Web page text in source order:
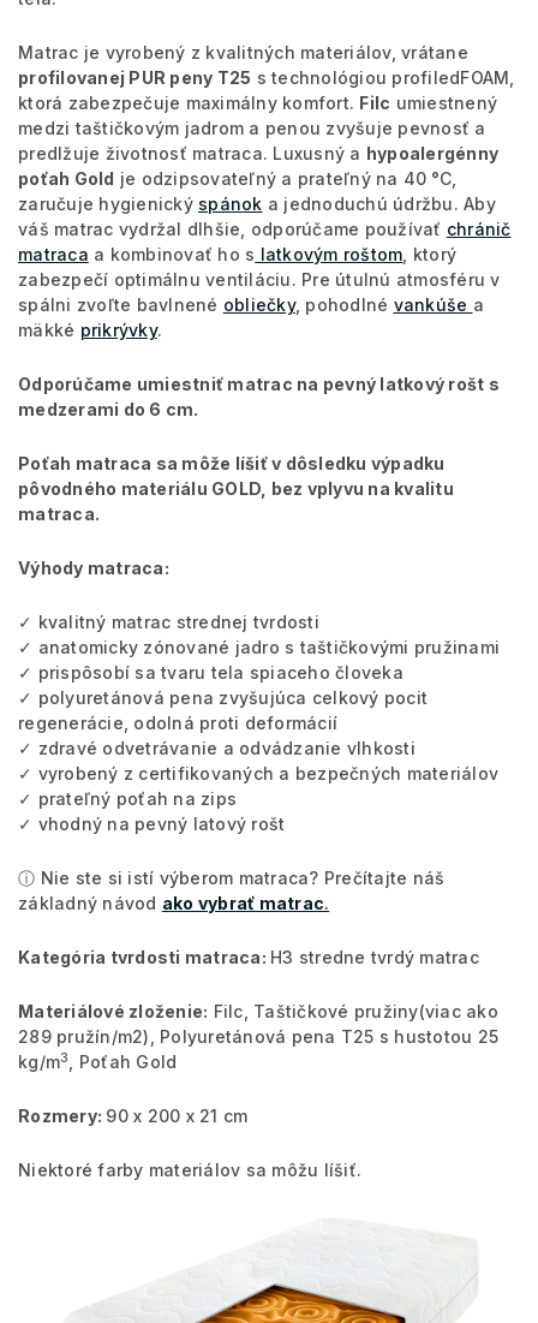
Matrac je vyrobený z kvalitných materiálov, vrátane
profilovanej PUR peny T25 s technológiou profiledFOAM,
ktorá zabezpečuje maximálny komfort. Filc umiestnený
medzi taštičkovým jadrom a penou zvyšuje pevnosť a
predlžuje životnosť matraca. Luxusný a hypoalergénny
poťah Gold je odzipsovateľný a prateľný na 40 °C,
zaručuje hygienický spánok a jednoduchú údržbu. Aby
váš matrac vydržal dlhšie, odporúčame používať chránič
matraca a kombinovať ho s latkovým roštom , ktorý
zabezpečí optimálnu ventiláciu. Pre útulnú atmosféru v
spálni zvoľte bavlnené obliečky, pohodlné vankúše a
mäkké prikrývky.
Odporúčame umiestniť matrac na pevný latkový rošt s
medzerami do 6 cm.
Poťah matraca sa môže líšiť v dôsledku výpadku
pôvodného materiálu GOLD, bez vplyvu na kvalitu
matraca.
Výhody matraca:
✓ kvalitný matrac strednej tvrdosti
✓ anatomicky zónované jadro s taštičkovými pružinami
✓ prispôsobí sa tvaru tela spiaceho človeka
✓ polyuretánová pena zvyšujúca celkový pocit
regenerácie, odolná proti deformácií
✓ zdravé odvetrávanie a odvádzanie vlhkosti
✓ vyrobený z certifikovaných a bezpečných materiálov
✓ prateľný poťah na zips
✓ vhodný na pevný latový rošt
ⓘ Nie ste si istí výberom matraca? Prečítajte náš
základný návod ako vybrať matrac.
Kategória tvrdosti matraca: H3 stredne tvrdý matrac
Materiálové zloženie: Filc, Taštičkové pružiny(viac ako
289 pružín/m2), Polyuretánová pena T25 s hustotou 25
kg/m3 , Poťah Gold
Rozmery: 90 x 200 x 21 cm
Niektoré farby materiálov sa môžu líšiť.